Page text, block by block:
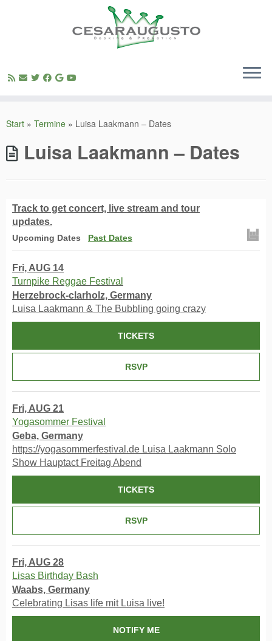
Inhalt
Start » Termine » Luisa Laakmann – Dates
Luisa Laakmann – Dates
Track to get concert, live stream and tour
updates.
Upcoming Dates Past Dates
Fri, AUG 14
Turnpike Reggae Festival
Herzebrock-clarholz, Germany
Luisa Laakmann & The Bubbling going crazy
RSVP
TICKETS
Fri, AUG 21
Yogasommer Festival
Geba, Germany
https://yogasommerfestival.de Luisa Laakmann Solo
Show Hauptact Freitag Abend
RSVP
TICKETS
Fri, AUG 28
Lisas Birthday Bash
Waabs, Germany
Celebrating Lisas life mit Luisa live!
NOTIFY ME